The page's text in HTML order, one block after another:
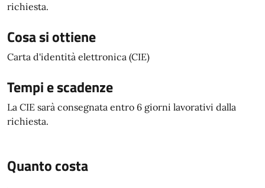
richiesta.
Cosa si ottiene
Carta d'identità elettronica (CIE)
Tempi e scadenze
La CIE sarà consegnata entro 6 giorni lavorativi dalla
richiesta.
Quanto costa